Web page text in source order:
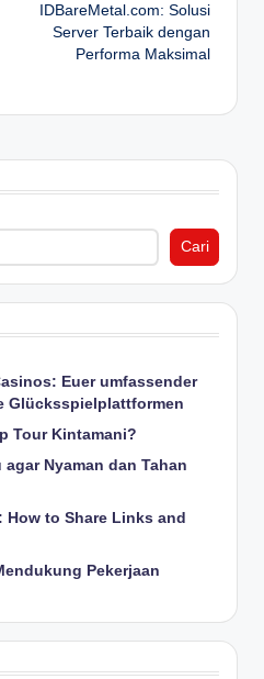
IDBareMetal.com: Solusi
Server Terbaik dengan
Performa Maksimal
Cari
Euer umfassender
Glücksspielplattformen
Tour Kintamani?
Nyaman dan Tahan
How to Share Links and
Pekerjaan